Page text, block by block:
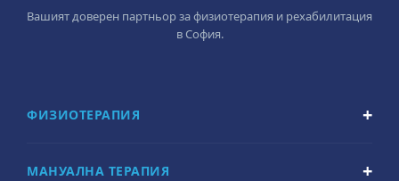
Вашият доверен партньор за физиотерапия и рехабилитация
в София.
ФИЗИОТЕРАПИЯ
МАНУАЛНА ТЕРАПИЯ